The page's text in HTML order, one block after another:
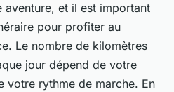
aventure, et il est important
pour profiter au
Le nombre de kilomètres
jour dépend de votre
votre rythme de marche. En